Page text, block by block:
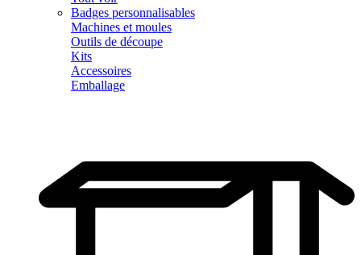
Badges personnalisables
Machines et moules
Outils de découpe
Kits
Accessoires
Emballage